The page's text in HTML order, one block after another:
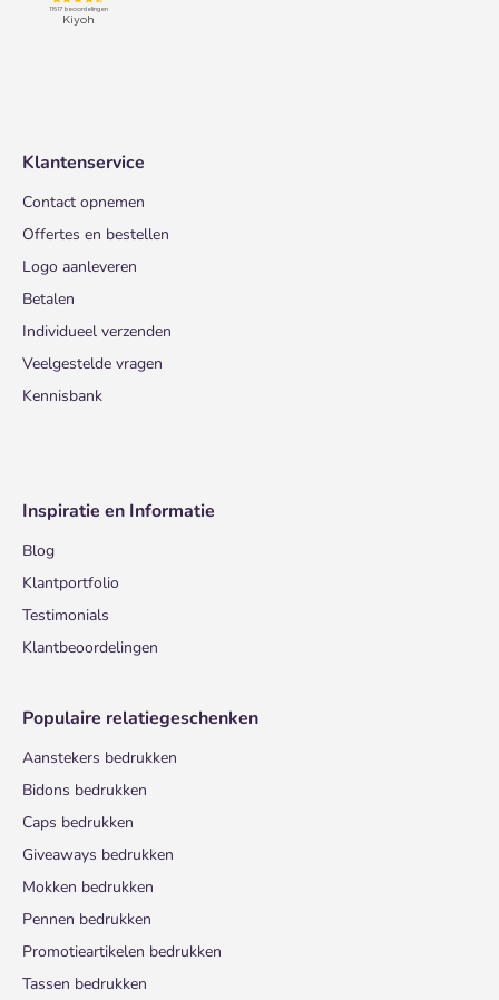
Klantenservice
Contact opnemen
Offertes en bestellen
Logo aanleveren
Betalen
Individueel verzenden
Veelgestelde vragen
Kennisbank
Inspiratie en Informatie
Blog
Klantportfolio
Testimonials
Klantbeoordelingen
Populaire relatiegeschenken
Aanstekers bedrukken
Bidons bedrukken
Caps bedrukken
Giveaways bedrukken
Mokken bedrukken
Pennen bedrukken
Promotieartikelen bedrukken
Tassen bedrukken